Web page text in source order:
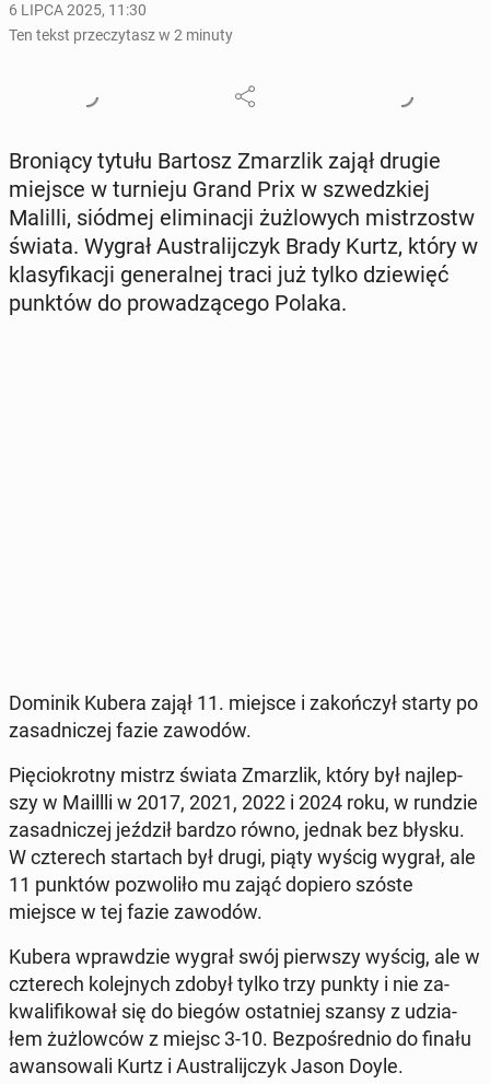
6 LIPCA 2025, 11:30
Ten tekst przeczytasz w 2 minuty
Bro­nią­cy tytułu Bartosz Zmar­z­lik zajął drugie
miejsce w tur­nie­ju Grand Prix w szwedz­kiej
Malilli, siódmej eli­mi­na­cji żuż­lo­wych mi­strzostw
świata. Wygrał Au­stra­lij­czyk Brady Kurtz, który w
kla­sy­fi­ka­cji ge­ne­ral­nej traci już tylko dzie­więć
punktów do pro­wa­dzą­ce­go Polaka.
Dominik Kubera zajął 11. miejsce i za­koń­czył starty po
za­sad­ni­czej fazie zawodów.
Pię­cio­krot­ny mistrz świata Zmar­z­lik, który był naj­lep­
szy w Maillli w 2017, 2021, 2022 i 2024 roku, w rundzie
za­sad­ni­czej jeździł bardzo równo, jednak bez błysku.
W czte­rech star­tach był drugi, piąty wyścig wygrał, ale
11 punktów po­zwo­li­ło mu zająć dopiero szóste
miejsce w tej fazie zawodów.
Kubera wpraw­dzie wygrał swój pierw­szy wyścig, ale w
czte­rech ko­lej­nych zdobył tylko trzy punkty i nie za­
kwa­li­fi­ko­wał się do biegów ostat­niej szansy z udzia­
łem żuż­low­ców z miejsc 3-10. Bez­po­śred­nio do finału
awan­so­wa­li Kurtz i Au­stra­lij­czyk Jason Doyle.